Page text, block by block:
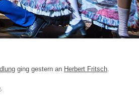
ging gestern an Herbert Fritsch.
.